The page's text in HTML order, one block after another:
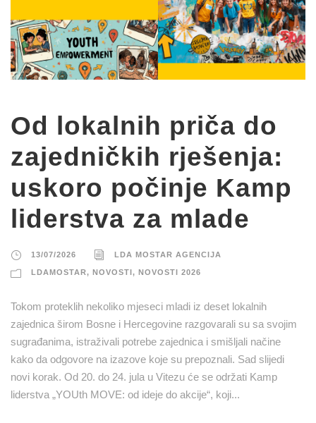
Od lokalnih priča do
zajedničkih rješenja:
uskoro počinje Kamp
liderstva za mlade
13/07/2026 LDA MOSTAR AGENCIJA
LDAMOSTAR, NOVOSTI, NOVOSTI 2026
Tokom proteklih nekoliko mjeseci mladi iz deset lokalnih
zajednica širom Bosne i Hercegovine razgovarali su sa svojim
sugrađanima, istraživali potrebe zajednica i smišljali načine
kako da odgovore na izazove koje su prepoznali. Sad slijedi
novi korak. Od 20. do 24. jula u Vitezu će se održati Kamp
liderstva „YOUth MOVE: od ideje do akcije“, koji...